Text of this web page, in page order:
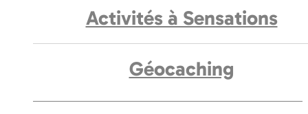
Activités à Sensations
Géocaching